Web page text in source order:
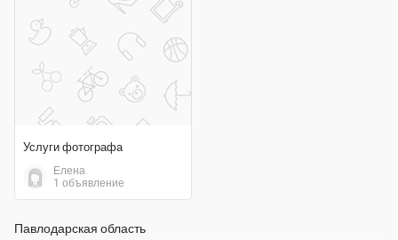
Услуги фотографа
Елена
1 объявление
Павлодарская область